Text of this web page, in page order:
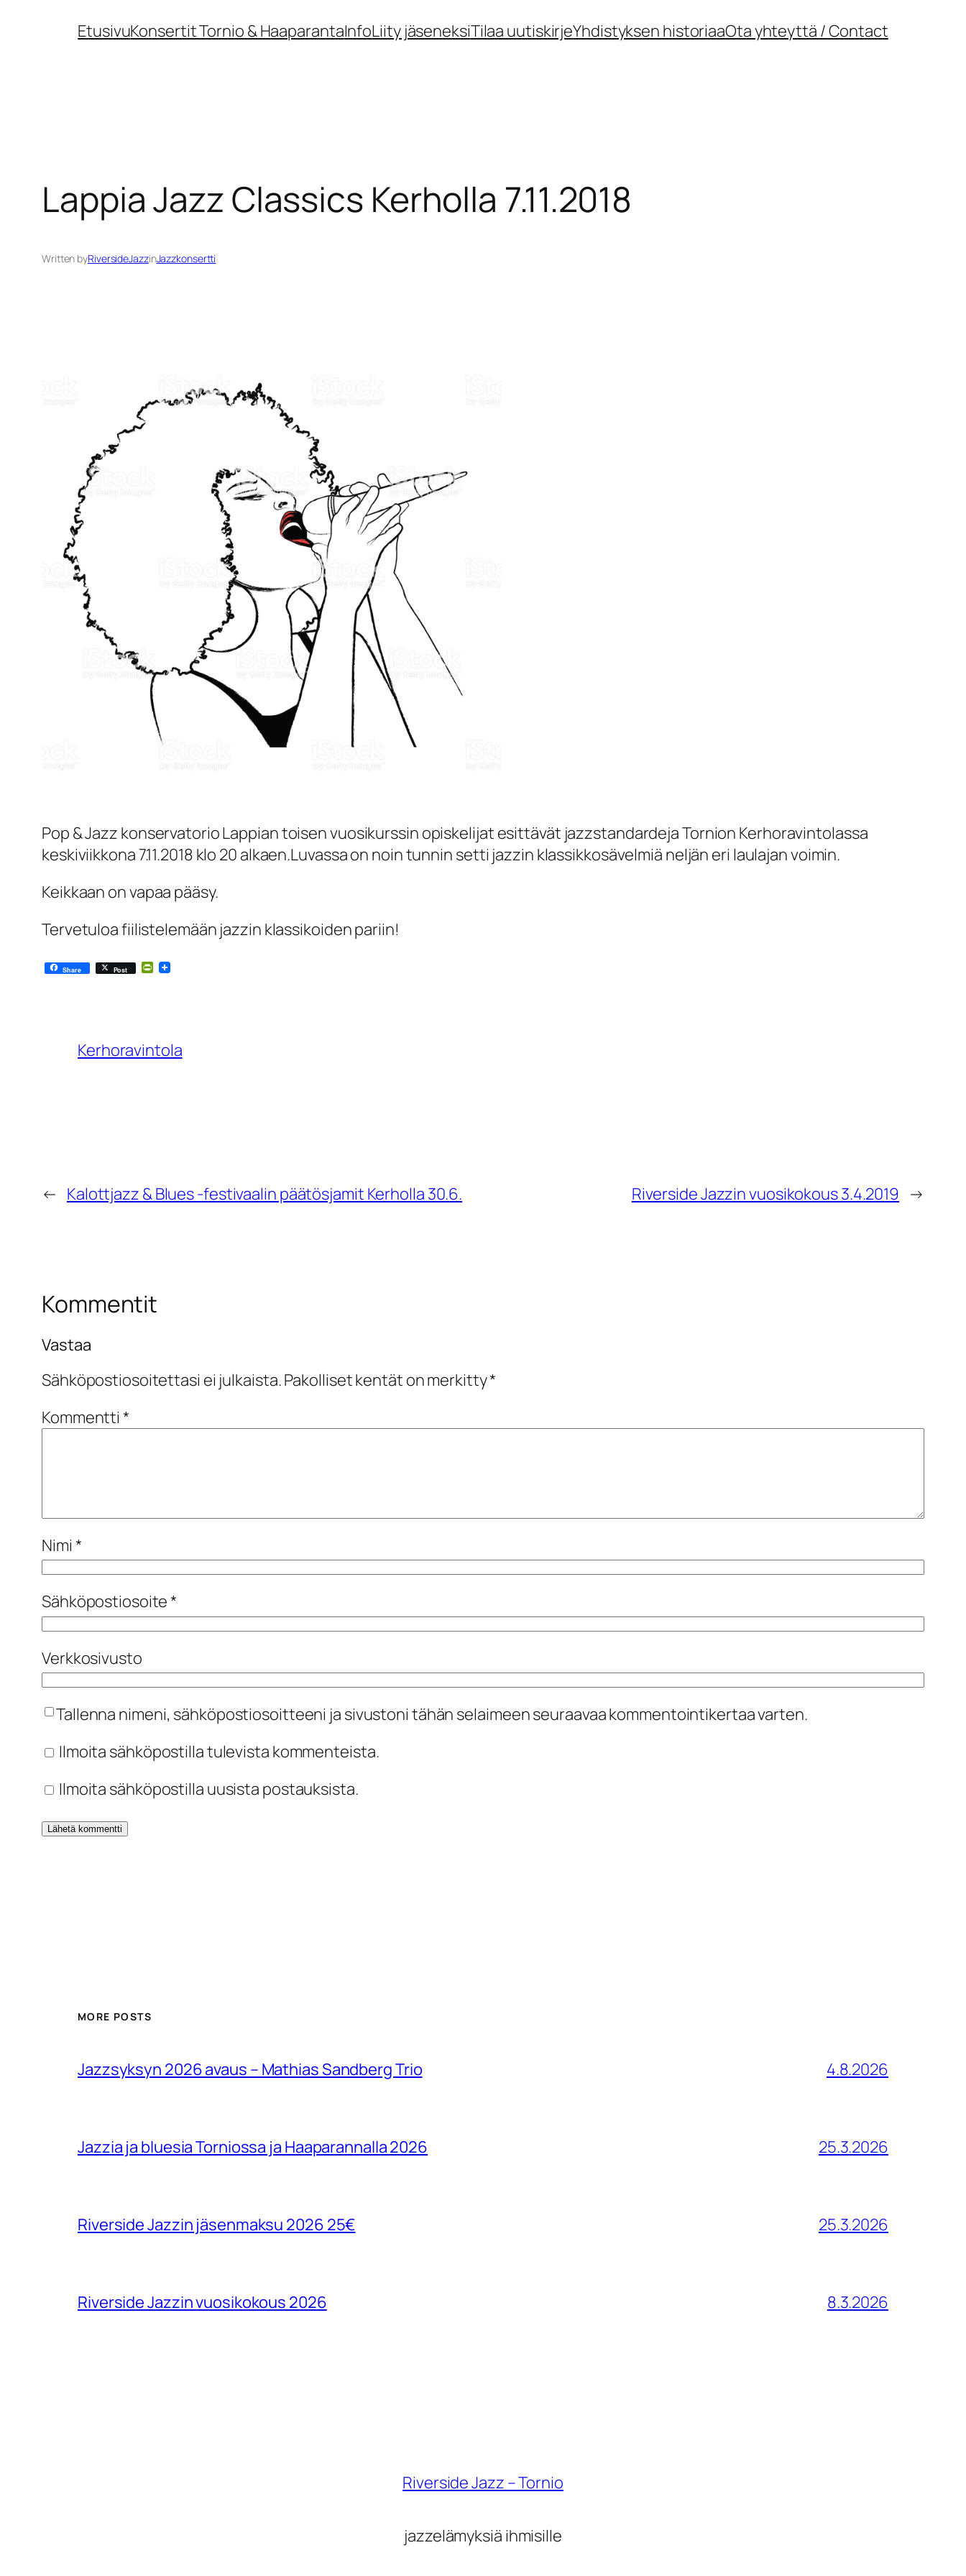
EtusivuKonsertit Tornio & HaaparantaInfoLiity jäseneksiTilaa uutiskirjeYhdistyksen historiaaOta yhteyttä / Contact
Lappia Jazz Classics Kerholla 7.11.2018
Written byRiversideJazzinJazzkonsertti
Pop & Jazz konservatorio Lappian toisen vuosikurssin opiskelijat esittävät jazzstandardeja Tornion Kerhoravintolassa
keskiviikkona 7.11.2018 klo 20 alkaen.Luvassa on noin tunnin setti jazzin klassikkosävelmiä neljän eri laulajan voimin.
Keikkaan on vapaa pääsy.
Tervetuloa fiilistelemään jazzin klassikoiden pariin!
Share Post PrintFriendly
Kerhoravintola
← Kalottjazz & Blues -festivaalin päätösjamit Kerholla 30.6. Riverside Jazzin vuosikokous 3.4.2019 →
Kommentit
Vastaa
Sähköpostiosoitettasi ei julkaista.Pakolliset kentät on merkitty*
Kommentti*
Nimi *
Sähköpostiosoite*
Verkkosivusto
Tallenna nimeni, sähköpostiosoitteeni ja sivustoni tähän selaimeen seuraavaa kommentointikertaa varten.
Ilmoita sähköpostilla tulevista kommenteista.
Ilmoita sähköpostilla uusista postauksista.
MORE POSTS
Jazzsyksyn 2026 avaus – Mathias Sandberg Trio 4.8.2026
Jazzia ja bluesia Torniossa ja Haaparannalla 2026 25.3.2026
Riverside Jazzin jäsenmaksu 2026 25€ 25.3.2026
Riverside Jazzin vuosikokous 2026 8.3.2026
Riverside Jazz – Tornio
jazzelämyksiä ihmisille